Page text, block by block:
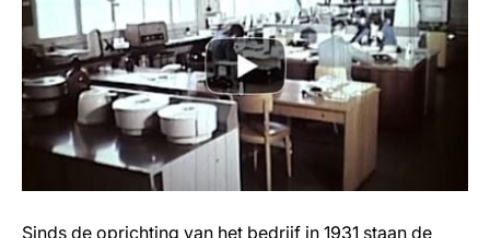
Sinds de oprichting van het bedrijf in 1931 staan de